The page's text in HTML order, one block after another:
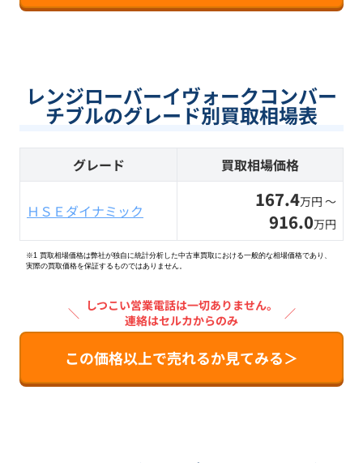
レンジローバーイヴォークコンバー
チブルのグレード別買取相場表
グレード 買取相場価格
ＨＳＥダイナミック 167.4万円 〜
916.0万円
※1 買取相場価格は弊社が独自に統計分析した中古車買取における一般的な相場価格であり、
実際の買取価格を保証するものではありません。
＼ しつこい営業電話は一切ありません。
連絡はセルカからのみ
／
この価格以上で売れるか見てみる＞